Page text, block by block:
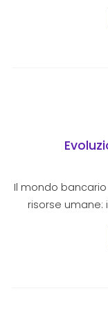
Il mondo
risorse umane: